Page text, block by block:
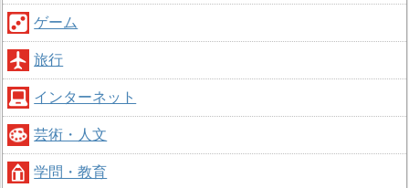
ゲーム
旅行
インターネット
芸術・人文
学問・教育